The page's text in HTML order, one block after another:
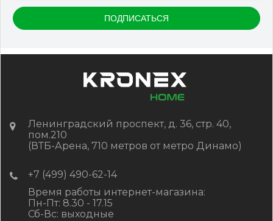
КУПИТЬ
Ленинградский проспект, д. 36, стр. 40,
пом.210
(ВТБ-Арена, 710 метров от метро Динамо)
+7 (499) 490-62-14
Время работы интернет-магазина:
Пн-Пт: 8.30 - 17.15
Сб-Вс: выходные